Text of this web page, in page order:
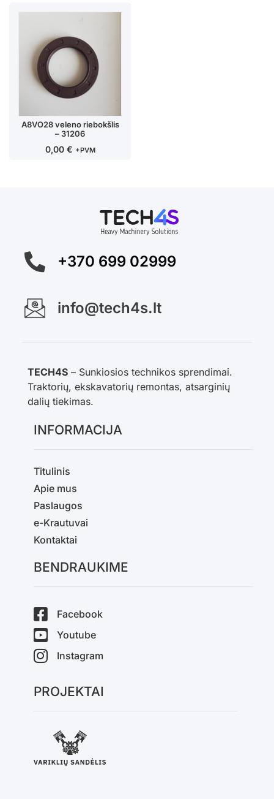
A8VO28 veleno riebokšlis
– 31206
0,00 € +PVM
+370 699 02999
info@tech4s.lt
TECH4S – Sunkiosios technikos sprendimai.
Traktorių, ekskavatorių remontas, atsarginių
dalių tiekimas.
INFORMACIJA
Titulinis
Apie mus
Paslaugos
e-Krautuvai
Kontaktai
BENDRAUKIME
Facebook
Youtube
Instagram
PROJEKTAI